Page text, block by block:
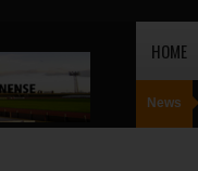
HOME
News